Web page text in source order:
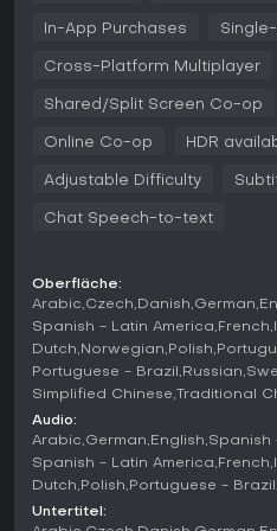
Zwei unterschiedliche
Tempo und intelligenteres KI-
Wert auf realistische
taktisches Verständnis
sich unabhängig voneinander
Wetterbedingungen und
lebensechter Variabilität
Simulation, die arcadeartige
Tiefe verbindet.
Ultimate Team bleibt der
bauen Kader auf und messen
Rivals und Champs. Ergänzt
Gauntlet, bei dem die
nicht mehrmals eingesetzt
Bounties und das Challengers-
Divisionen.
In-App Purchases
Cross-Platform Multiplayer
Shared/Split Screen Co-op
Online Co-op HDR
Adjustable Difficulty
Chat Speech-to-text
Oberfläche:
Arabic Czech Danish German
Spanish - Latin America French
Dutch Norwegian Polish
Portuguese - Brazil
Russian
Simplified Chinese Traditional
Audio:
Arabic German English Spanish
Spanish - Latin America French
Dutch Polish Portuguese - Brazil
Untertitel: